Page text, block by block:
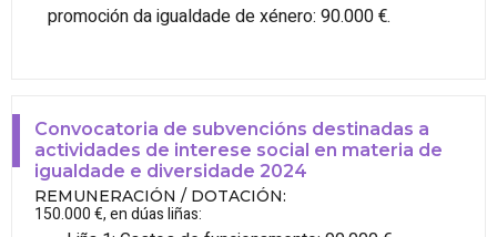
promoción da igualdade de xénero: 90.000 €.
Convocatoria de subvencións destinadas a
actividades de interese social en materia de
igualdade e diversidade 2024
REMUNERACIÓN / DOTACIÓN:
150.000 €, en dúas liñas: